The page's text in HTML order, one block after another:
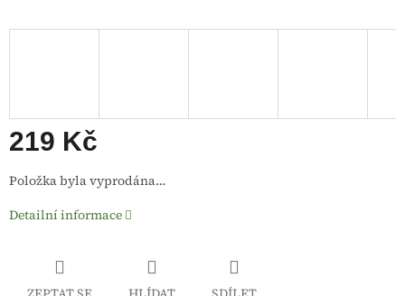
219 Kč
Měrná
cena:
Položka byla vyprodána…
Detailní informace